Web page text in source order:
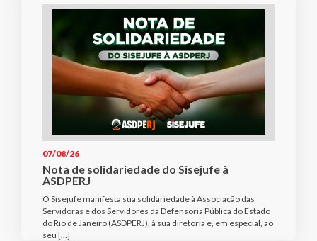
07/08/26
Nota de solidariedade do Sisejufe à
ASDPERJ
O Sisejufe manifesta sua solidariedade à Associação das
Servidoras e dos Servidores da Defensoria Pública do Estado
do Rio de Janeiro (ASDPERJ), à sua diretoria e, em especial, ao
seu […]